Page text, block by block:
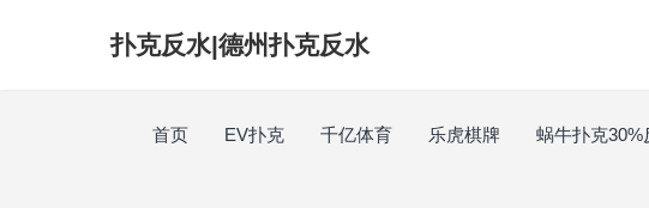
扑克反水|德州扑克反水
首页 EV扑克 千亿体育 乐虎棋牌 蜗牛扑克30%